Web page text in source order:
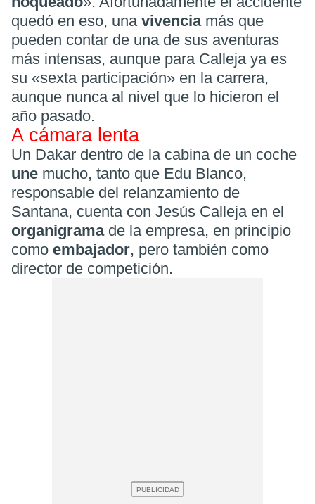
quedó en eso, una vivencia más que
pueden contar de una de sus aventuras
más intensas, aunque para Calleja ya es
su «sexta participación» en la carrera,
aunque nunca al nivel que lo hicieron el
año pasado.
A cámara lenta
Un Dakar dentro de la cabina de un coche
une mucho, tanto que Edu Blanco,
responsable del relanzamiento de
Santana, cuenta con Jesús Calleja en el
organigrama de la empresa, en principio
como embajador, pero también como
director de competición.